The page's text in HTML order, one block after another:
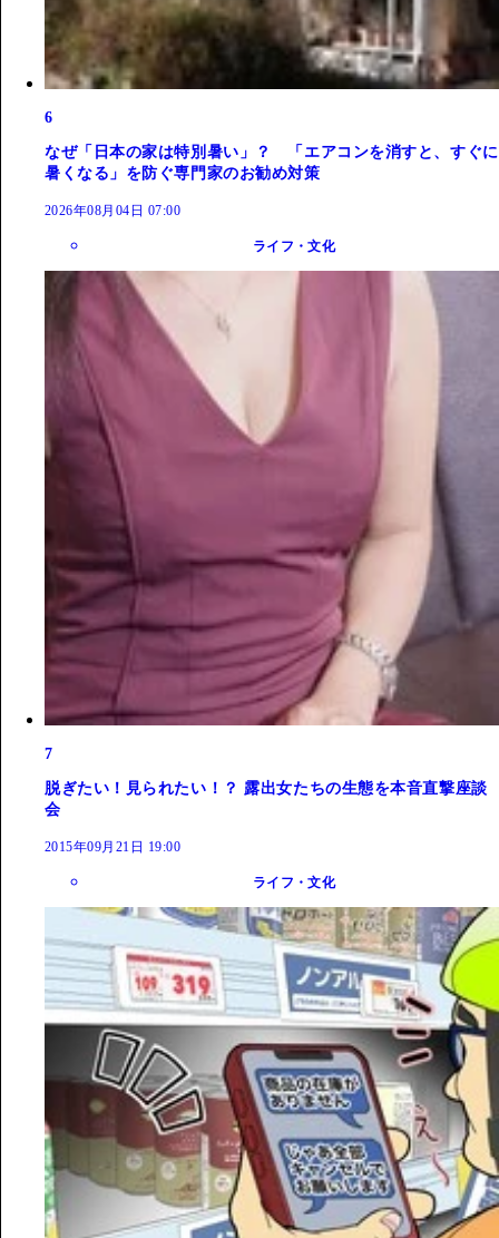
6
なぜ「日本の家は特別暑い」？ 「エアコンを消すと、すぐに
暑くなる」を防ぐ専門家のお勧め対策
2026年08月04日 07:00
ライフ・文化
7
脱ぎたい！見られたい！？ 露出女たちの生態を本音直撃座談
会
2015年09月21日 19:00
ライフ・文化